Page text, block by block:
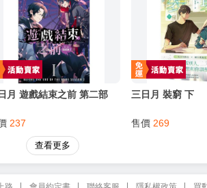
月 遊戲結束之前1
三日月 遊戲結束
擊手